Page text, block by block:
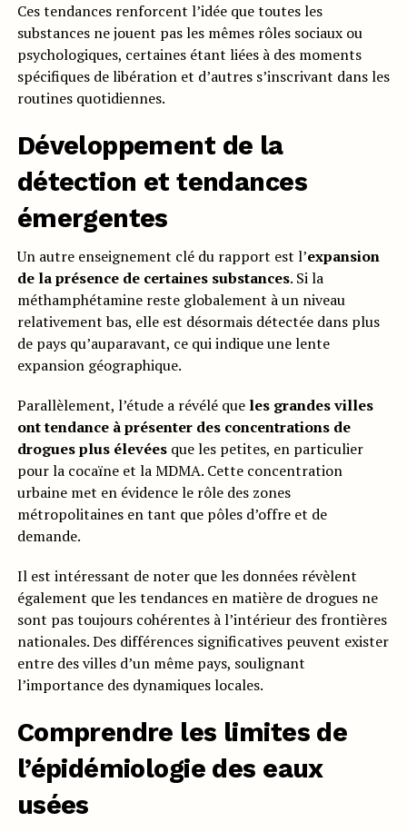
Ces tendances renforcent l’idée que toutes les
substances ne jouent pas les mêmes rôles sociaux ou
psychologiques, certaines étant liées à des moments
spécifiques de libération et d’autres s’inscrivant dans les
routines quotidiennes.
Développement de la
détection et tendances
émergentes
Un autre enseignement clé du rapport est l’expansion
de la présence de certaines substances. Si la
méthamphétamine reste globalement à un niveau
relativement bas, elle est désormais détectée dans plus
de pays qu’auparavant, ce qui indique une lente
expansion géographique.
Parallèlement, l’étude a révélé que les grandes villes
ont tendance à présenter des concentrations de
drogues plus élevéesque les petites, en particulier
pour la cocaïne et la MDMA. Cette concentration
urbaine met en évidence le rôle des zones
métropolitaines en tant que pôles d’offre et de
demande.
Il est intéressant de noter que les données révèlent
également que les tendances en matière de drogues ne
sont pas toujours cohérentes à l’intérieur des frontières
nationales. Des différences significatives peuvent exister
entre des villes d’un même pays, soulignant
l’importance des dynamiques locales.
Comprendre les limites de
l’épidémiologie des eaux
usées